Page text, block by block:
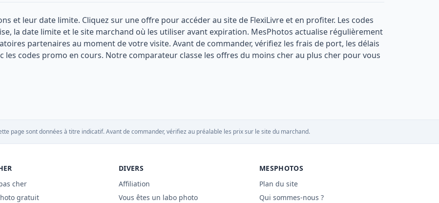
et leur date limite. Cliquez sur une offre pour accéder au site de FlexiLivre et en profiter. Les codes
la date limite et le site marchand où les utiliser avant expiration. MesPhotos actualise régulièrement
partenaires au moment de votre visite. Avant de commander, vérifiez les frais de port, les délais
les codes promo en cours. Notre comparateur classe les offres du moins cher au plus cher pour vous
page sont données à titre indicatif. Avant de commander, vérifiez au préalable les prix sur le site du marchand.
cher
gratuit
DIVERS
Affiliation
Vous êtes un labo photo
MESPHOTOS
Plan du site
Qui sommes-nous ?